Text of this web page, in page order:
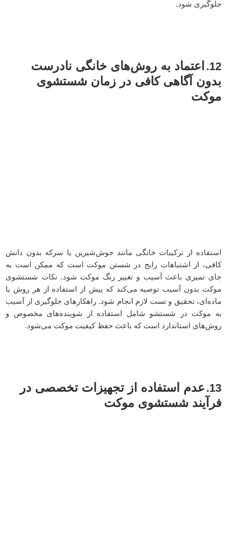
جلوگیری شود.
12.
اعتماد به روش‌های خانگی نادرست
بدون آگاهی کافی در زمان شستشوی
موکت
استفاده از ترکیبات خانگی مانند جوش‌شیرین یا سرکه بدون دانش
کافی، از اشتباهات رایج در شستن موکت است که ممکن است به
جای تمیزی باعث آسیب و تغییر رنگ موکت شود. نکات شستشوی
موکت بدون آسیب توصیه می‌کند که پیش از استفاده از هر روش یا
ماده‌ای، تحقیق و تست لازم انجام شود. راهکارهای جلوگیری از آسیب
به موکت در شستشو شامل استفاده از شوینده‌های مخصوص و
روش‌های استاندارد است که باعث حفظ کیفیت موکت می‌شود.
13. عدم استفاده از تجهیزات تخصصی در
فرآیند شستشوی موکت